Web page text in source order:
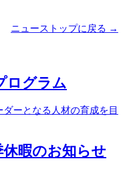
ニューストップに戻る →
ログラム
ーとなる人材の育成を目
暇のお知らせ